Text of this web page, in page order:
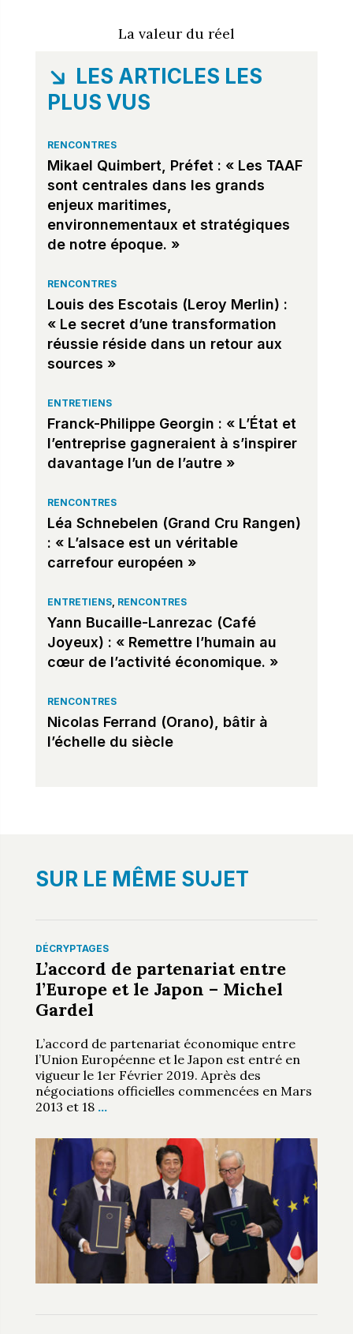
La valeur du réel
LES ARTICLES LES
PLUS VUS
RENCONTRES
Mikael Quimbert, Préfet : « Les TAAF
sont centrales dans les grands
enjeux maritimes,
environnementaux et stratégiques
de notre époque. »
RENCONTRES
Louis des Escotais (Leroy Merlin) :
« Le secret d’une transformation
réussie réside dans un retour aux
sources »
ENTRETIENS
Franck-Philippe Georgin : « L’État et
l’entreprise gagneraient à s’inspirer
davantage l’un de l’autre »
RENCONTRES
Léa Schnebelen (Grand Cru Rangen)
: « L’alsace est un véritable
carrefour européen »
ENTRETIENS, RENCONTRES
Yann Bucaille-Lanrezac (Café
Joyeux) : « Remettre l’humain au
cœur de l’activité économique. »
RENCONTRES
Nicolas Ferrand (Orano), bâtir à
l’échelle du siècle
SUR LE MÊME SUJET
DÉCRYPTAGES
L’accord de partenariat entre
l’Europe et le Japon – Michel
Gardel
L’accord de partenariat économique entre
l’Union Européenne et le Japon est entré en
vigueur le 1er Février 2019. Après des
négociations officielles commencées en Mars
2013 et 18 …